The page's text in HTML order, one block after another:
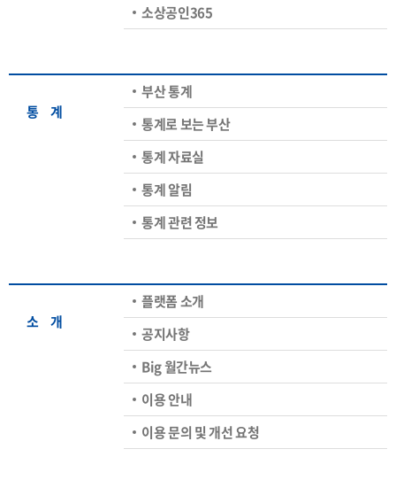
소상공인365
통ㅤ계
부산 통계
통계로 보는 부산
통계 자료실
통계 알림
통계 관련 정보
소ㅤ개
플랫폼 소개
공지사항
Big 월간뉴스
이용 안내
이용 문의 및 개선 요청